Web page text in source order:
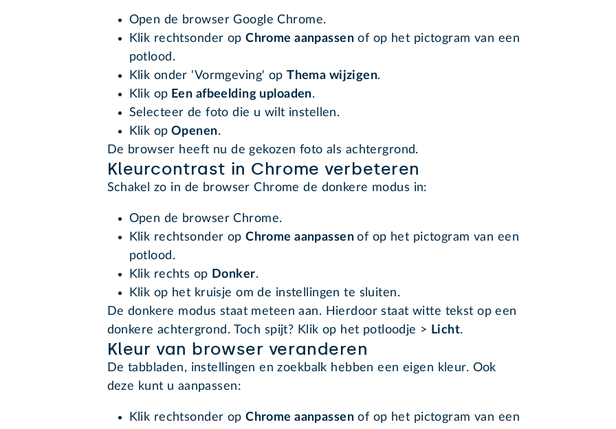
Open de browser Google Chrome.
Klik rechtsonder opChrome aanpassen of op het pictogram van een
potlood.
Klik onder 'Vormgeving' opThema wijzigen.
Klik op Een afbeelding uploaden.
Selecteer de foto die u wilt instellen.
Klik op Openen.
De browser heeft nu de gekozen foto als achtergrond.
Kleurcontrast in Chrome verbeteren
Schakel zo in de browser Chrome de donkere modus in:
Open de browser Chrome.
Klik rechtsonder opChrome aanpassenof op het pictogram van een
potlood.
Klik rechts op Donker.
Klik op het kruisje om de instellingen te sluiten.
De donkere modus staat meteen aan. Hierdoor staat witte tekst op een
donkere achtergrond. Toch spijt? Klik op het potloodje > Licht.
Kleur van browser veranderen
De tabbladen, instellingen en zoekbalk hebben een eigen kleur. Ook
deze kunt u aanpassen:
Klik rechtsonder opChrome aanpassen of op het pictogram van een